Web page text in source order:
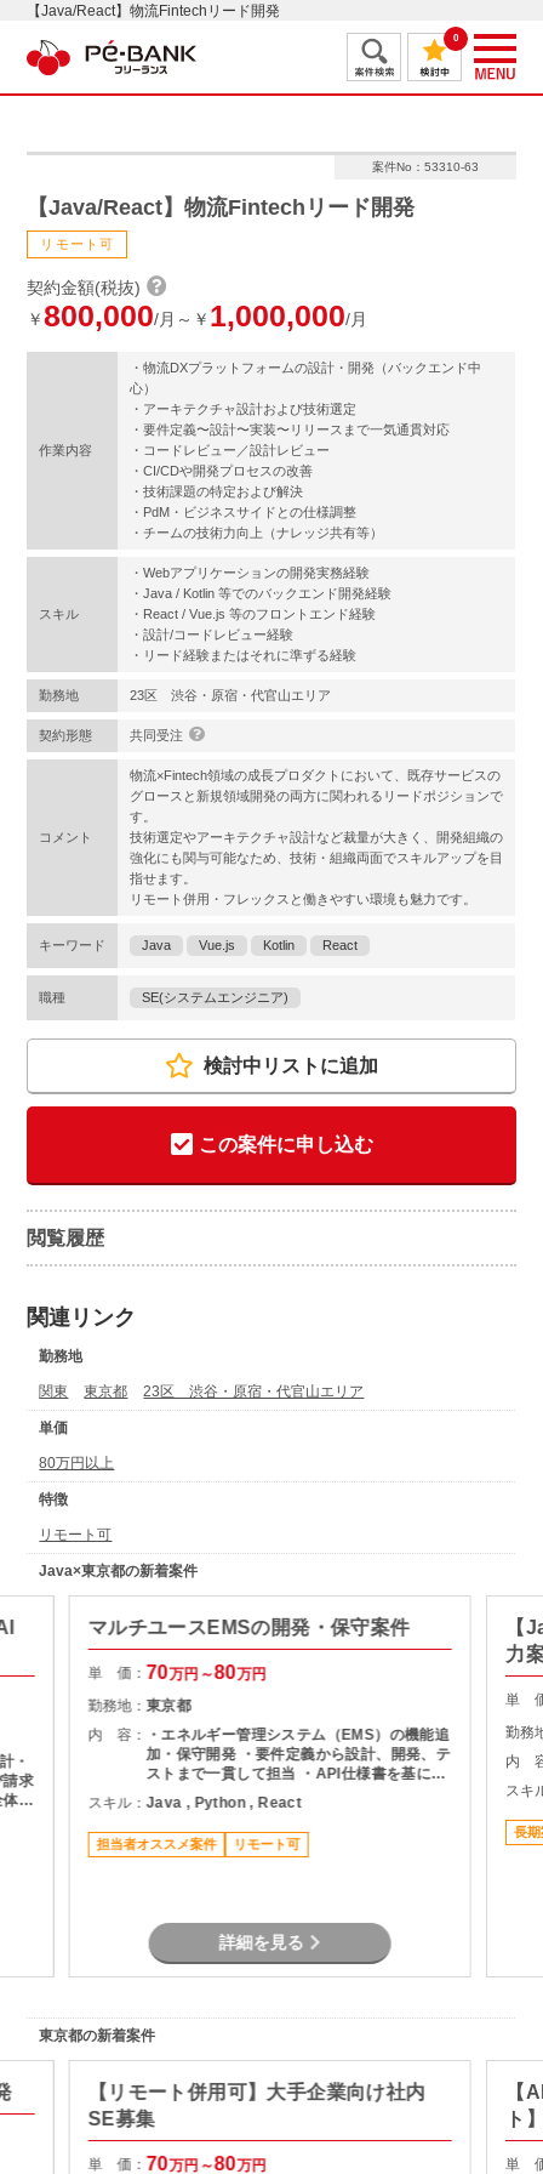
【Java/React】物流Fintechリード開発
0
案件No：53310-63
【Java/React】物流Fintechリード開発
リモート可
契約金額(税抜)
￥800,000/月～￥ 1,000,000/月
作業内容
・物流DXプラットフォームの設計・開発（バックエンド中
心）
・アーキテクチャ設計および技術選定
・要件定義〜設計〜実装〜リリースまで一気通貫対応
・コードレビュー／設計レビュー
・CI/CDや開発プロセスの改善
・技術課題の特定および解決
・PdM・ビジネスサイドとの仕様調整
・チームの技術力向上（ナレッジ共有等）
スキル
・Webアプリケーションの開発実務経験
・Java / Kotlin 等でのバックエンド開発経験
・React / Vue.js 等のフロントエンド経験
・設計/コードレビュー経験
・リード経験またはそれに準ずる経験
勤務地 23区 渋谷・原宿・代官山エリア
契約形態 共同受注
コメント
物流×Fintech領域の成長プロダクトにおいて、既存サービスの
グロースと新規領域開発の両方に関われるリードポジションで
す。
技術選定やアーキテクチャ設計など裁量が大きく、開発組織の
強化にも関与可能なため、技術・組織両面でスキルアップを目
指せます。
リモート併用・フレックスと働きやすい環境も魅力です。
キーワード Java Vue.js Kotlin React
職種 SE(システムエンジニア)
検討中リストに追加
この案件に申し込む
閲覧履歴
関連リンク
勤務地
関東 東京都 23区 渋谷・原宿・代官山エリア
単価
80万円以上
特徴
リモート可
Java×東京都の新着案件
・
請求
の
マルチユースEMSの開発・保守案件
単 価： 70万円～80万円
勤務地：東京都
内 容：
・エネルギー管理システム（EMS）の機能追
加・保守開発 ・要件定義から設計、開発、テ
ストまで一貫して担当 ・API仕様書を基にし
たDB設計・ロジック設計 ・設計書作成およ
び各種レビュー対応 ・プロジェクト管理支援
（進捗・課題管理、関係者調整） ・品質管理
および開発推進
スキル：Java , Python , React
担当者オススメ案件 リモート可
詳細を見る
【
力
単
勤務
内
スキ
長期
東京都の新着案件
【リモート併用可】大手企業向け社内
SE募集
単 価： 70万円～80万円
【
ト
単